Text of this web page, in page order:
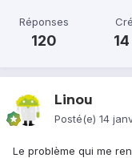
Réponses
120
Linou
Posté(e) 14
Le problème qui me